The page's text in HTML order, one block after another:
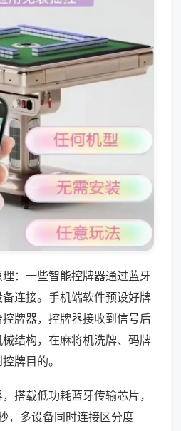
：一些智能控牌器通过蓝牙
连接。手机端软件预设好牌
牌器，控牌器接收到信号后
结构，在麻将机洗牌、码牌
牌目的。
搭载低功耗蓝牙传输芯片，
，多设备同时连接区分度